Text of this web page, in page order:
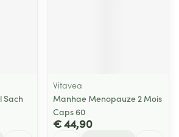
Sach
Vitavea
Manhae Menopauze 2 Mois
Caps 60
€ 44,90